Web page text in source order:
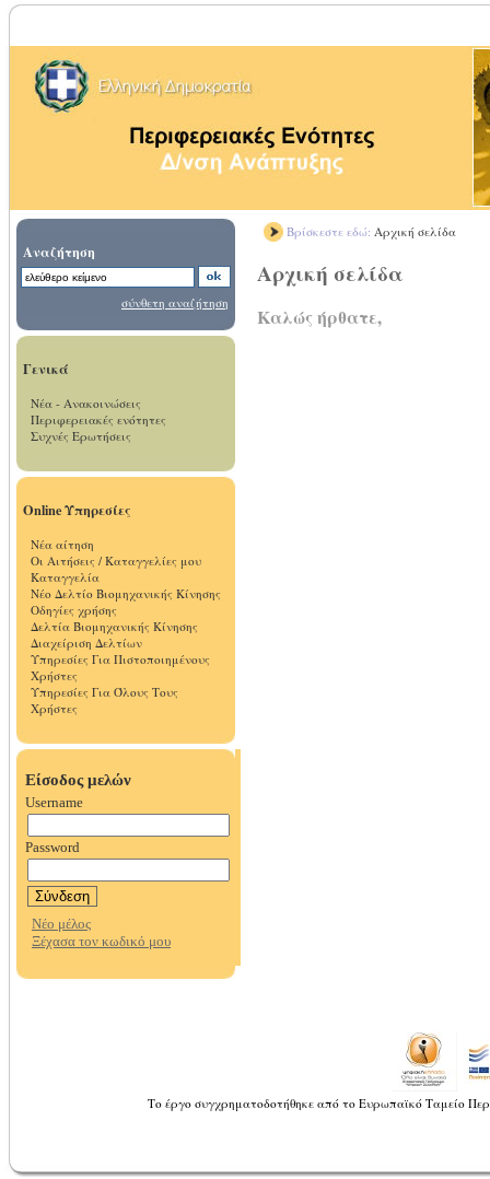
Αναζήτηση
σύνθετη αναζήτηση
Γενικά
Νέα - Ανακοινώσεις
Περιφερειακές ενότητες
Συχνές Ερωτήσεις
Online Υπηρεσίες
Νέα αίτηση
Οι Αιτήσεις / Καταγγελίες μου
Καταγγελία
Νέο Δελτίο Βιομηχανικής Κίνησης
Οδηγίες χρήσης
Δελτία Βιομηχανικής Κίνησης
Διαχείριση Δελτίων
Υπηρεσίες Για Πιστοποιημένους
Χρήστες
Υπηρεσίες Για Όλους Τους
Χρήστες
Βρίσκεστε εδώ: Αρχική σελίδα
Αρχική σελίδα
Καλώς ήρθατε,
Το έργο συγχρηματοδοτήθηκε από το Ευρωπαϊκό Ταμείο